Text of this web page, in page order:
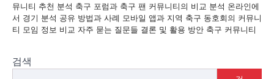
뮤니티 추천 분석 축구 포럼과 축구 팬 커뮤니티의 비교 분석 온라인에
서 경기 분석 공유 방법과 사례 모바일 앱과 지역 축구 동호회의 커뮤니
티 모임 정보 비교 자주 묻는 질문들 결론 및 활용 방안 축구 커뮤니티
검색